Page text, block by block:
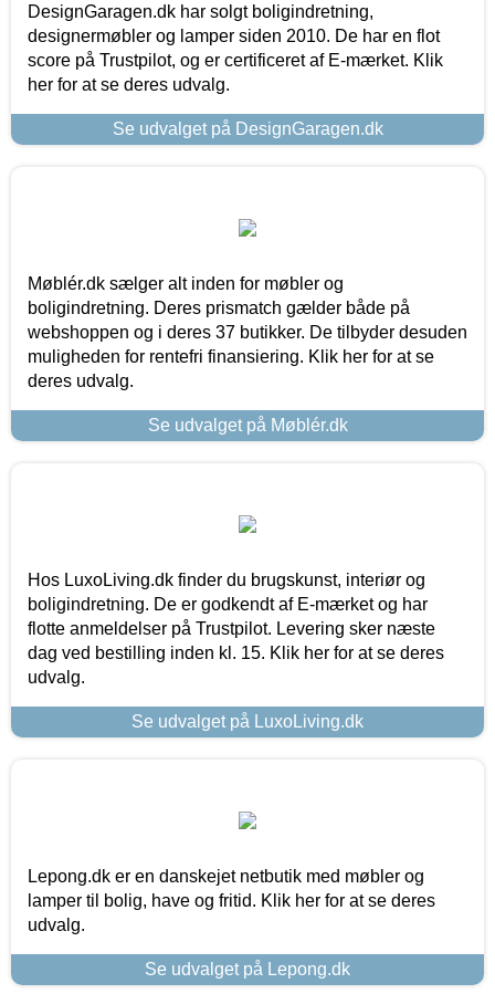
DesignGaragen.dk har solgt boligindretning,
designermøbler og lamper siden 2010. De har en flot
score på Trustpilot, og er certificeret af E-mærket. Klik
her for at se deres udvalg.
Se udvalget på DesignGaragen.dk
Møblér.dk sælger alt inden for møbler og
boligindretning. Deres prismatch gælder både på
webshoppen og i deres 37 butikker. De tilbyder desuden
muligheden for rentefri finansiering. Klik her for at se
deres udvalg.
Se udvalget på Møblér.dk
Hos LuxoLiving.dk finder du brugskunst, interiør og
boligindretning. De er godkendt af E-mærket og har
flotte anmeldelser på Trustpilot. Levering sker næste
dag ved bestilling inden kl. 15. Klik her for at se deres
udvalg.
Se udvalget på LuxoLiving.dk
Lepong.dk er en danskejet netbutik med møbler og
lamper til bolig, have og fritid. Klik her for at se deres
udvalg.
Se udvalget på Lepong.dk